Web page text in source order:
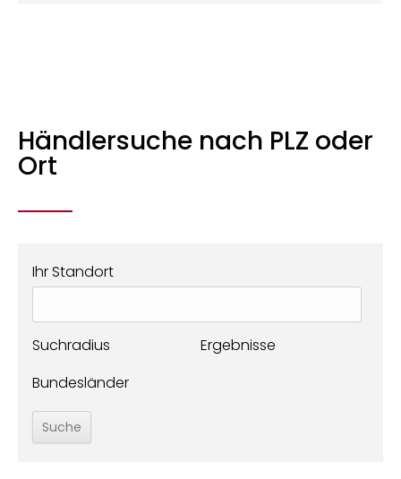
Händlersuche nach PLZ oder
Ort
Ihr Standort
Suchradius
Ergebnisse
Bundesländer